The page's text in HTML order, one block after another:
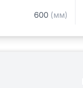
600 (мм)